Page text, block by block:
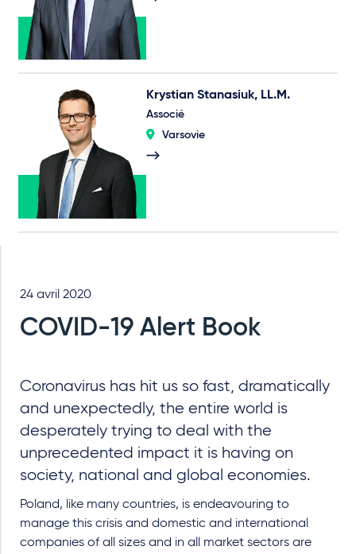
Krystian Stanasiuk, LL.M.
Associé
Varsovie
24 avril 2020
COVID-19 Alert Book
Coronavirus has hit us so fast, dramatically
and unexpectedly, the entire world is
desperately trying to deal with the
unprecedented impact it is having on
society, national and global economies.
Poland, like many countries, is endeavouring to
manage this crisis and domestic and international
companies of all sizes and in all market sectors are